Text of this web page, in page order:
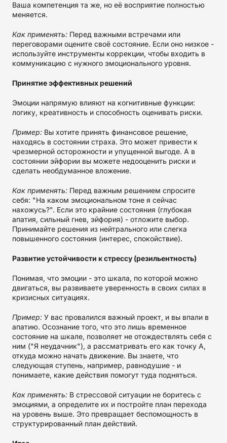
Ваша компетенция та же, но её восприятие полностью
меняется.
Как применять: Перед важными встречами или
переговорами оцените своё состояние. Если оно низкое -
используйте инструменты коррекции, чтобы входить в
коммуникацию с нужного эмоционального уровня.
Принятие эффективных решений
Эмоции напрямую влияют на когнитивные функции:
логику, креативность и способность оценивать риски.
Пример: Вы хотите принять финансовое решение,
находясь в состоянии страха. Это может привести к
чрезмерной осторожности и упущенной выгоде. А в
состоянии эйфории вы можете недооценить риски и
сделать необдуманное вложение.
Как применять: Перед важным решением спросите
себя: "На каком эмоциональном тоне я сейчас
нахожусь?". Если это крайние состояния (глубокая
апатия, сильный гнев, эйфория) - отложите выбор.
Принимайте решения из нейтрального или слегка
повышенного состояния (интерес, спокойствие).
Развитие устойчивости к стрессу (резильентность)
Понимая, что эмоции - это шкала, по которой можно
двигаться, вы развиваете уверенность в своих силах в
кризисных ситуациях.
Пример: У вас провалился важный проект, и вы впали в
апатию. Осознание того, что это лишь временное
состояние на шкале, позволяет не отождествлять себя с
ним ("Я неудачник"), а рассматривать его как точку А,
откуда можно начать движение. Вы знаете, что
следующая ступень, например, равнодушие - и
понимаете, какие действия помогут туда подняться.
Как применять: В стрессовой ситуации не боритесь с
эмоциями, а определите их и постройте план перехода
на уровень выше. Это превращает беспомощность в
структурированный план действий.